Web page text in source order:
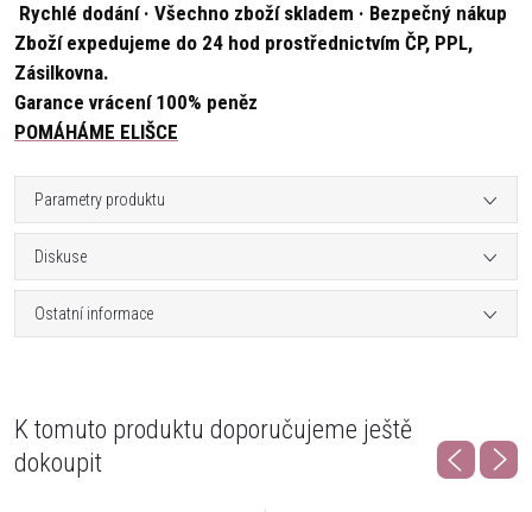
Rychlé dodání · Všechno zboží skladem · Bezpečný nákup
Zboží expedujeme do 24 hod prostřednictvím ČP, PPL,
Zásilkovna.
Garance vrácení 100% peněz
POMÁHÁME ELIŠCE
Parametry produktu
Diskuse
Ostatní informace
K tomuto produktu doporučujeme ještě
dokoupit